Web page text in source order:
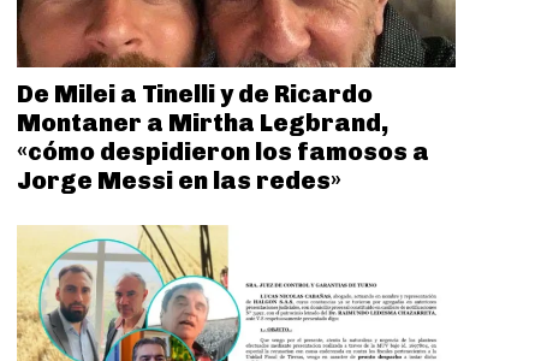
De Milei a Tinelli y de Ricardo
Montaner a Mirtha Legbrand,
«cómo despidieron los famosos a
Jorge Messi en las redes»